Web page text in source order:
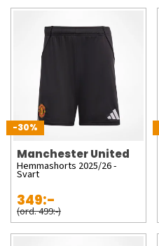
-30%
Manchester United
Hemmashorts 2025/26 -
Svart
349:-
(ord. 499:-)